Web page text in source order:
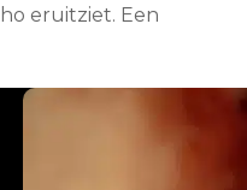
eruitziet. Een